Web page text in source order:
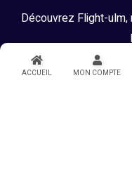
ACCUEIL MON COMPTE
Découvrez Flight-
Tous droits réservés